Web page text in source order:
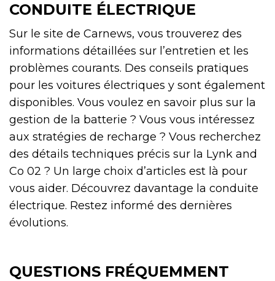
CONDUITE ÉLECTRIQUE
Sur le site de Carnews, vous trouverez des
informations détaillées sur l’entretien et les
problèmes courants. Des conseils pratiques
pour les voitures électriques y sont également
disponibles. Vous voulez en savoir plus sur la
gestion de la batterie ? Vous vous intéressez
aux stratégies de recharge ? Vous recherchez
des détails techniques précis sur la Lynk and
Co 02 ? Un large choix d’articles est là pour
vous aider. Découvrez davantage la conduite
électrique. Restez informé des dernières
évolutions.
QUESTIONS FRÉQUEMMENT